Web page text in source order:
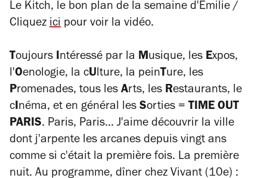
Le Kitch, le bon plan de la semaine d'Emilie /
Cliquez ici pour voir la vidéo.
Toujours Intéressé par la Musique, les Expos,
l'Oenologie, la cUlture, la pein T ure, les
Promenades, tous les Arts, les Restaurants, le
cInéma, et en général les Sorties = TIME OUT
PARIS. Paris, Paris... J'aime découvrir la ville
dont j'arpente les arcanes depuis vingt ans
comme si c'était la première fois. La première
nuit. Au programme, dîner chez Vivant (10e) :